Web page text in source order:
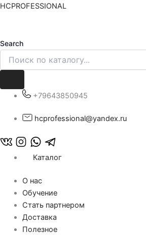
Перейти
HCPROFESSIONAL
Search
+79643850945
hcprofessional@yandex.ru
Каталог
О нас
Обучение
Стать партнером
Доставка
Полезное
Количество
с
вариантом
подключения
подключением
IOS/Android